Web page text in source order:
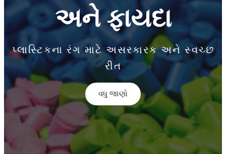
અને ફાયદા
પ્લાસ્ટિકના રંગ માટે અસરકારક અને સ્વચ્છ
રીત
વધુ જાણો